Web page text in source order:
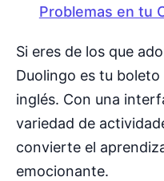
Problemas en tu
Si eres de los que
Duolingo es tu
inglés. Con una
variedad de
convierte el
emocionante.